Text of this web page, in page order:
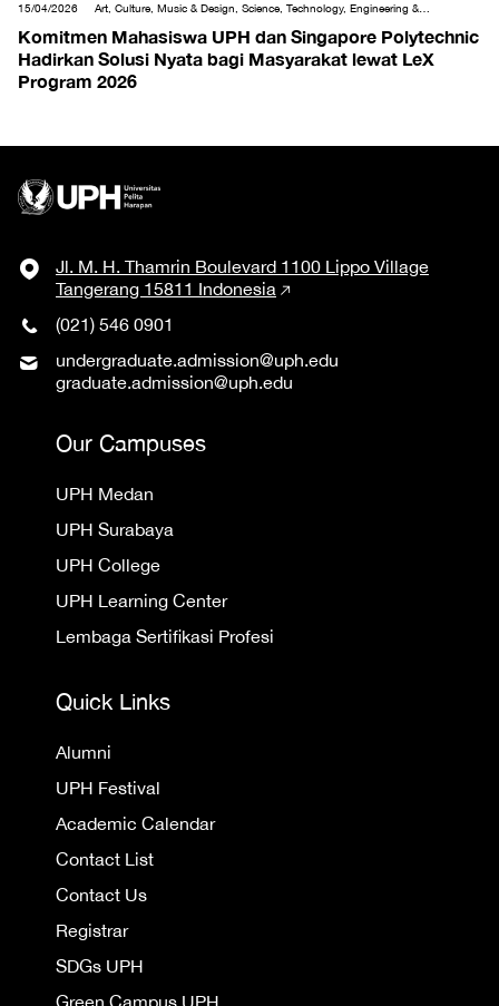
15/04/2026
Komitmen Mahasiswa UPH dan Singapore Polytechnic
Hadirkan Solusi Nyata bagi Masyarakat lewat LeX
Program 2026
Jl. M. H. Thamrin Boulevard 1100 Lippo Village
Tangerang 15811 Indonesia
(021) 546 0901
undergraduate.admission@uph.edu
graduate.admission@uph.edu
Our Campuses
UPH Medan
UPH Surabaya
UPH College
UPH Learning Center
Lembaga Sertifikasi Profesi
Quick Links
Alumni
UPH Festival
Academic Calendar
Contact List
Contact Us
Registrar
SDGs UPH
Green Campus UPH